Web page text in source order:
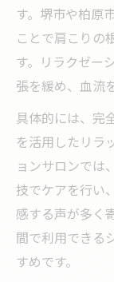
す。堺市や柏原
ことで肩こりの
す。リラクゼー
張を緩め、血流
具体的には、完
を活用したリラ
ョンサロンでは
技でケアを行い
感する声が多く
間で利用できる
すめです。